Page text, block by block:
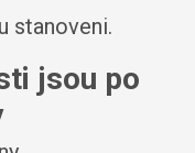
stanoveni.
jsou po